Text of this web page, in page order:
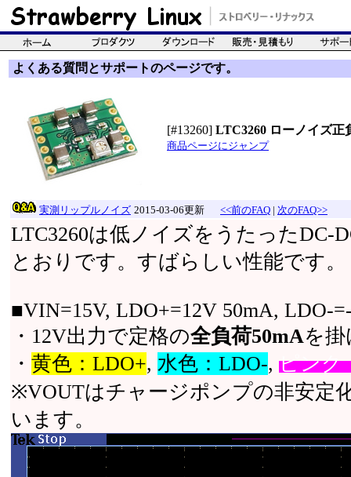
よくある質問とサポートのページです。
[#13260] LTC3260 ローノイズ正
商品ページにジャンプ
実測リップルノイズ 2015-03-06更新 <<前のFAQ | 次のFAQ>>
LTC3260は低ノイズをうたった
とおりです。すばらしい性能です。
■VIN=15V, LDO+=12V 50mA, LDO-
・12V出力で定格の全負荷50mAを
・ 黄色：LDO+, 水色：LDO-, ピンク
※VOUTはチャージポンプの非安定
います。